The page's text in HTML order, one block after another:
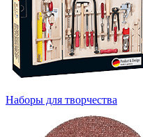
Наборы для творчества